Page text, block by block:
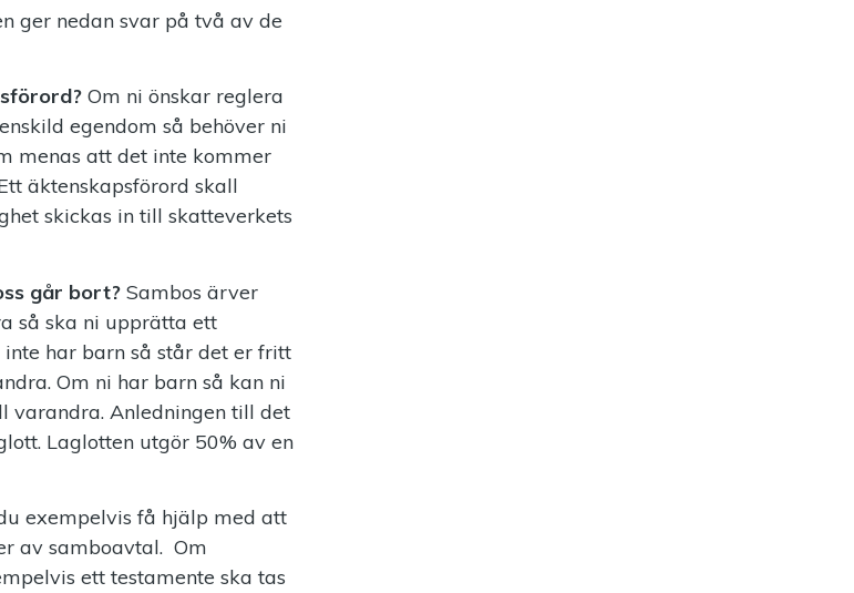
ger nedan svar på två av de
Om ni önskar reglera
egendom så behöver ni
menas att det inte kommer
äktenskapsförord skall
skickas in till skatteverkets
går bort? Sambos ärver
så ska ni upprätta ett
har barn så står det er fritt
Om ni har barn så kan ni
varandra. Anledningen till det
Laglotten utgör 50% av en
exempelvis få hjälp med att
av samboavtal. Om
ett testamente ska tas